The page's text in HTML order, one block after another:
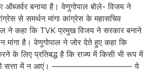
ऑब्जर्वर बनाया है। वेणुगोपाल बोले- विजय ने
से समर्थन मांगा कांग्रेस के महासचिव
ने कहा कि TVK प्रमुख विजय ने सरकार बनाने
मांगा है। वेणुगोपाल ने जोर देते हुए कहा कि
के लिए प्रतिबद्ध है कि राज्य में किसी भी रूप में
सत्ता में न आएं। —————————— ये